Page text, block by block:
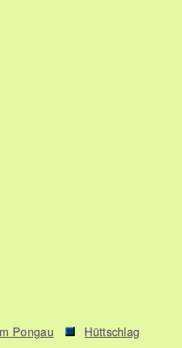
Pongau
Hüttschlag